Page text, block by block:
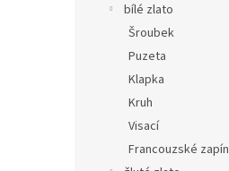
bílé zlato
Šroubek
Puzeta
Klapka
Kruh
Visací
Francouzské